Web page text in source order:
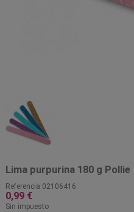
Lima purpurina 180 g Pollie
Referencia 02106416
0,99 €
Sin impuesto